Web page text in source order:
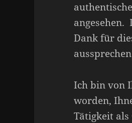
angesehen.
Dank für
Ich bin von
worden,
Tätigkeit